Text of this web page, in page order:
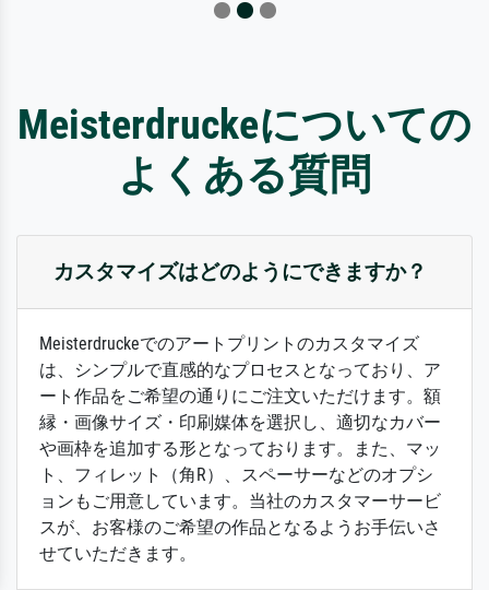
Meisterdruckeについての
よくある質問
カスタマイズはどのようにできますか？
Meisterdruckeでのアートプリントのカスタマイズ
は、シンプルで直感的なプロセスとなっており、ア
ート作品をご希望の通りにご注文いただけます。額
縁・画像サイズ・印刷媒体を選択し、適切なカバー
や画枠を追加する形となっております。また、マッ
ト、フィレット（角R）、スペーサーなどのオプシ
ョンもご用意しています。当社のカスタマーサービ
スが、お客様のご希望の作品となるようお手伝いさ
せていただきます。